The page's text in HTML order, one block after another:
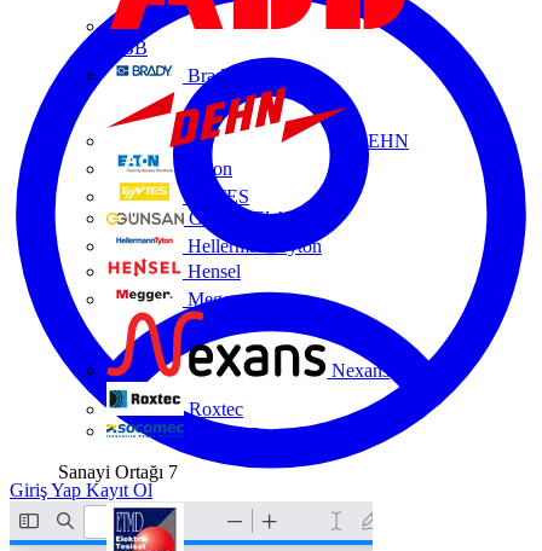
ABB
Brady
DEHN
Eaton
ENTES
Günsan Elektrik
HellermannTyton
Hensel
Megger
Nexans
Roxtec
Socomec
Sanayi Ortağı 7
Giriş Yap Kayıt Ol